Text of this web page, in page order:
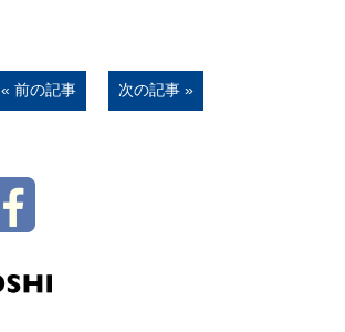
« 前の記事 次の記事 »